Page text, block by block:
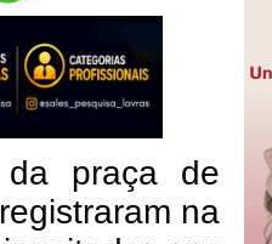
da praça de
na